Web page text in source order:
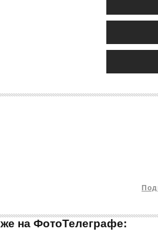
на ФотоТелеграфе: